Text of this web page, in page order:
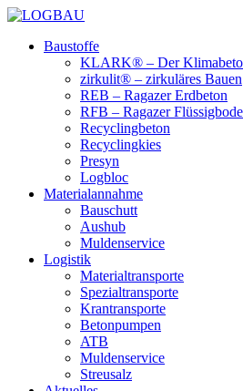
Baustoffe
KLARK® – Der
zirkulit® – zirkuläres Bauen
REB – Ragazer Erdbeton
RFB – Ragazer
Recyclingbeton
Recyclingkies
Presyn
Logbloc
Materialannahme
Bauschutt
Aushub
Muldenservice
Logistik
Materialtransporte
Spezialtransporte
Krantransporte
Betonpumpen
ATB
Muldenservice
Streusalz